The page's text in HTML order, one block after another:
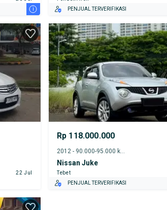
i
PENJUAL TERVERIFIKASI
22 Jul
Rp 118.000.000
2012 - 90.000-95.000 km
Nissan Juke
Tebet
PENJUAL TERVERIFIKASI